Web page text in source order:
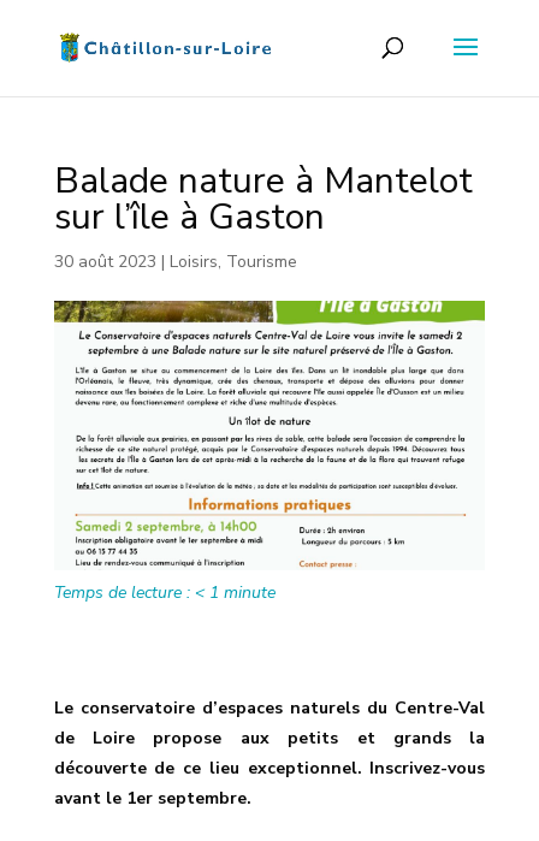
Balade nature à Mantelot
sur l’île à Gaston
30 août 2023 | Loisirs, Tourisme
Temps de lecture : < 1 minute
Le conservatoire d’espaces naturels du Centre-Val
de Loire propose aux petits et grands la
découverte de ce lieu exceptionnel. Inscrivez-vous
avant le 1er septembre.